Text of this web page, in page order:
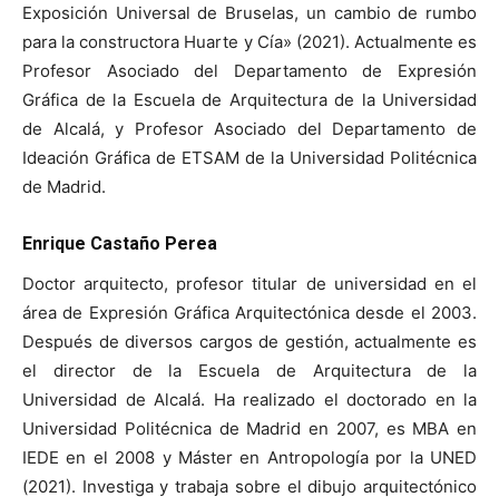
Exposición Universal de Bruselas, un cambio de rumbo
para la constructora Huarte y Cía» (2021). Actualmente es
Profesor Asociado del Departamento de Expresión
Gráfica de la Escuela de Arquitectura de la Universidad
de Alcalá, y Profesor Asociado del Departamento de
Ideación Gráfica de ETSAM de la Universidad Politécnica
de Madrid.
Enrique Castaño Perea
Doctor arquitecto, profesor titular de universidad en el
área de Expresión Gráfica Arquitectónica desde el 2003.
Después de diversos cargos de gestión, actualmente es
el director de la Escuela de Arquitectura de la
Universidad de Alcalá. Ha realizado el doctorado en la
Universidad Politécnica de Madrid en 2007, es MBA en
IEDE en el 2008 y Máster en Antropología por la UNED
(2021). Investiga y trabaja sobre el dibujo arquitectónico